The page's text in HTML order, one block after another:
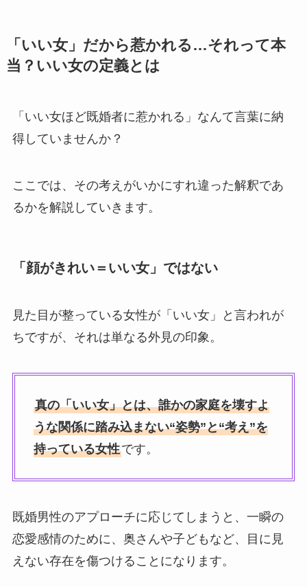
「いい女」だから惹かれる…それって本
当？ いい女の定義とは
「いい女ほど既婚者に惹かれる」なんて言葉に納
得していませんか？
ここでは、その考えがいかにすれ違った解釈であ
るかを解説していきます。
「顔がきれい＝いい女」ではない
見た目が整っている女性が「いい女」と言われが
ちですが、それは単なる外見の印象。
真の「いい女」とは、誰かの家庭を壊すよ
うな関係に踏み込まない“姿勢”と“考え”を
持っている女性です。
既婚男性のアプローチに応じてしまうと、一瞬の
恋愛感情のために、奥さんや子どもなど、目に見
えない存在を傷つけることになります。